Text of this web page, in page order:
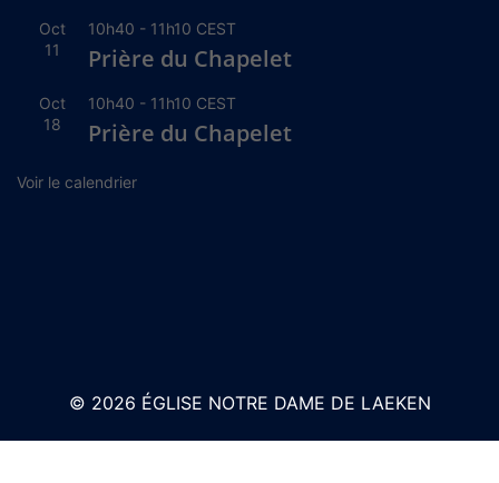
Oct
11
10h40 - 11h10 CEST
Prière du Chapelet
Oct
18
10h40 - 11h10 CEST
Prière du Chapelet
Voir le calendrier
© 2026 ÉGLISE NOTRE DAME DE LAEKEN